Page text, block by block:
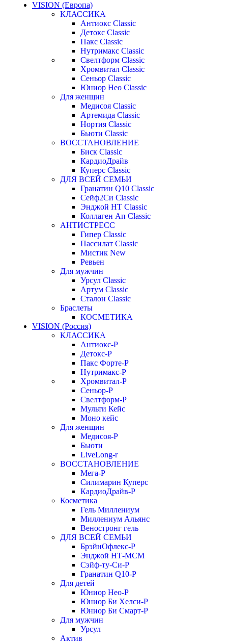
VISION (Европа)
КЛАССИКА
Антиокс Classic
Детокс Classic
Пакс Classic
Нутримакс Classic
Свелтформ Classic
Хромвитал Classic
Сеньор Classic
Юниор Нео Classic
Для женщин
Медисоя Classic
Артемида Classic
Нортия Classic
Бьюти Classic
ВОССТАНОВЛЕНИЕ
Биск Classic
КардиоДрайв
Куперс Classic
ДЛЯ ВСЕЙ СЕМЬИ
Гранатин Q10 Classic
Сейф2Си Classic
Энджой НТ Classic
Коллаген Ап Classic
АНТИСТРЕСС
Гипер Classic
Пассилат Classic
Мистик New
Ревьен
Для мужчин
Урсул Classic
Артум Classic
Сталон Classic
Браслеты
КОСМЕТИКА
VISION (Россия)
КЛАССИКА
Антиокс-Р
Детокс-Р
Пакс Форте-Р
Нутримакс-Р
Хромвитал-Р
Сеньор-Р
Свелтформ-Р
Мульти Кейс
Моно кейс
Для женщин
Медисоя-Р
Бьюти
LiveLong-r
ВОССТАНОВЛЕНИЕ
Мега-Р
Силимарин Куперс
КардиоДрайв-Р
Косметика
Гель Миллениум
Миллениум Альянс
Веностронг гель
ДЛЯ ВСЕЙ СЕМЬИ
БрэйнОфлекс-Р
Энджой НТ-МСМ
Сэйф-ту-Си-Р
Гранатин Q10-Р
Для детей
Юниор Нео-Р
Юниор Би Хелси-Р
Юниор Би Смарт-Р
Для мужчин
Урсул
Актив